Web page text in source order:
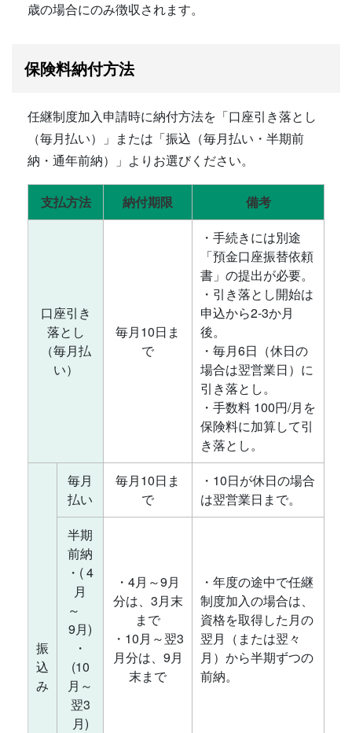
歳の場合にのみ徴収されます。
保険料納付方法
任継制度加入申請時に納付方法を「口座引き落とし
（毎月払い）」または「振込（毎月払い・半期前
納・通年前納）」よりお選びください。
支払方法 納付期限 備考
口座引き
落とし
（毎月払
い）
毎月10日ま
で
・手続きには別途
「預金口座振替依頼
書」の提出が必要。
・引き落とし開始は
申込から2-3か月
後。
・毎月6日（休日の
場合は翌営業日）に
引き落とし。
・手数料 100円/月を
保険料に加算して引
き落とし。
振
込
み
毎月
払い
毎月10日ま
で
・10日が休日の場合
は翌営業日まで。
半期
前納
・( 4
月
～
9月)
・
(10
月～
翌3
月)
・4月～9月
分は、3月末
まで
・10月～翌3
月分は、9月
末まで
・年度の途中で任継
制度加入の場合は、
資格を取得した月の
翌月（または翌々
月）から半期ずつの
前納。